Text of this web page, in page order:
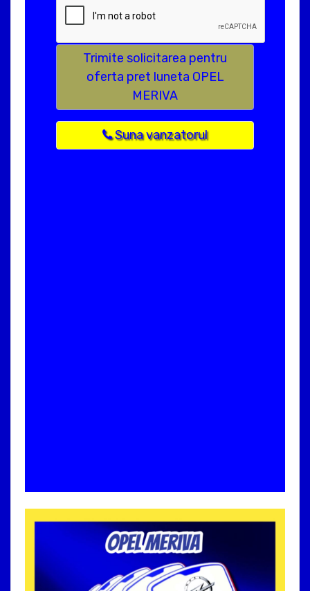
Trimite solicitarea pentru
oferta pret luneta OPEL
MERIVA
Suna vanzatorul